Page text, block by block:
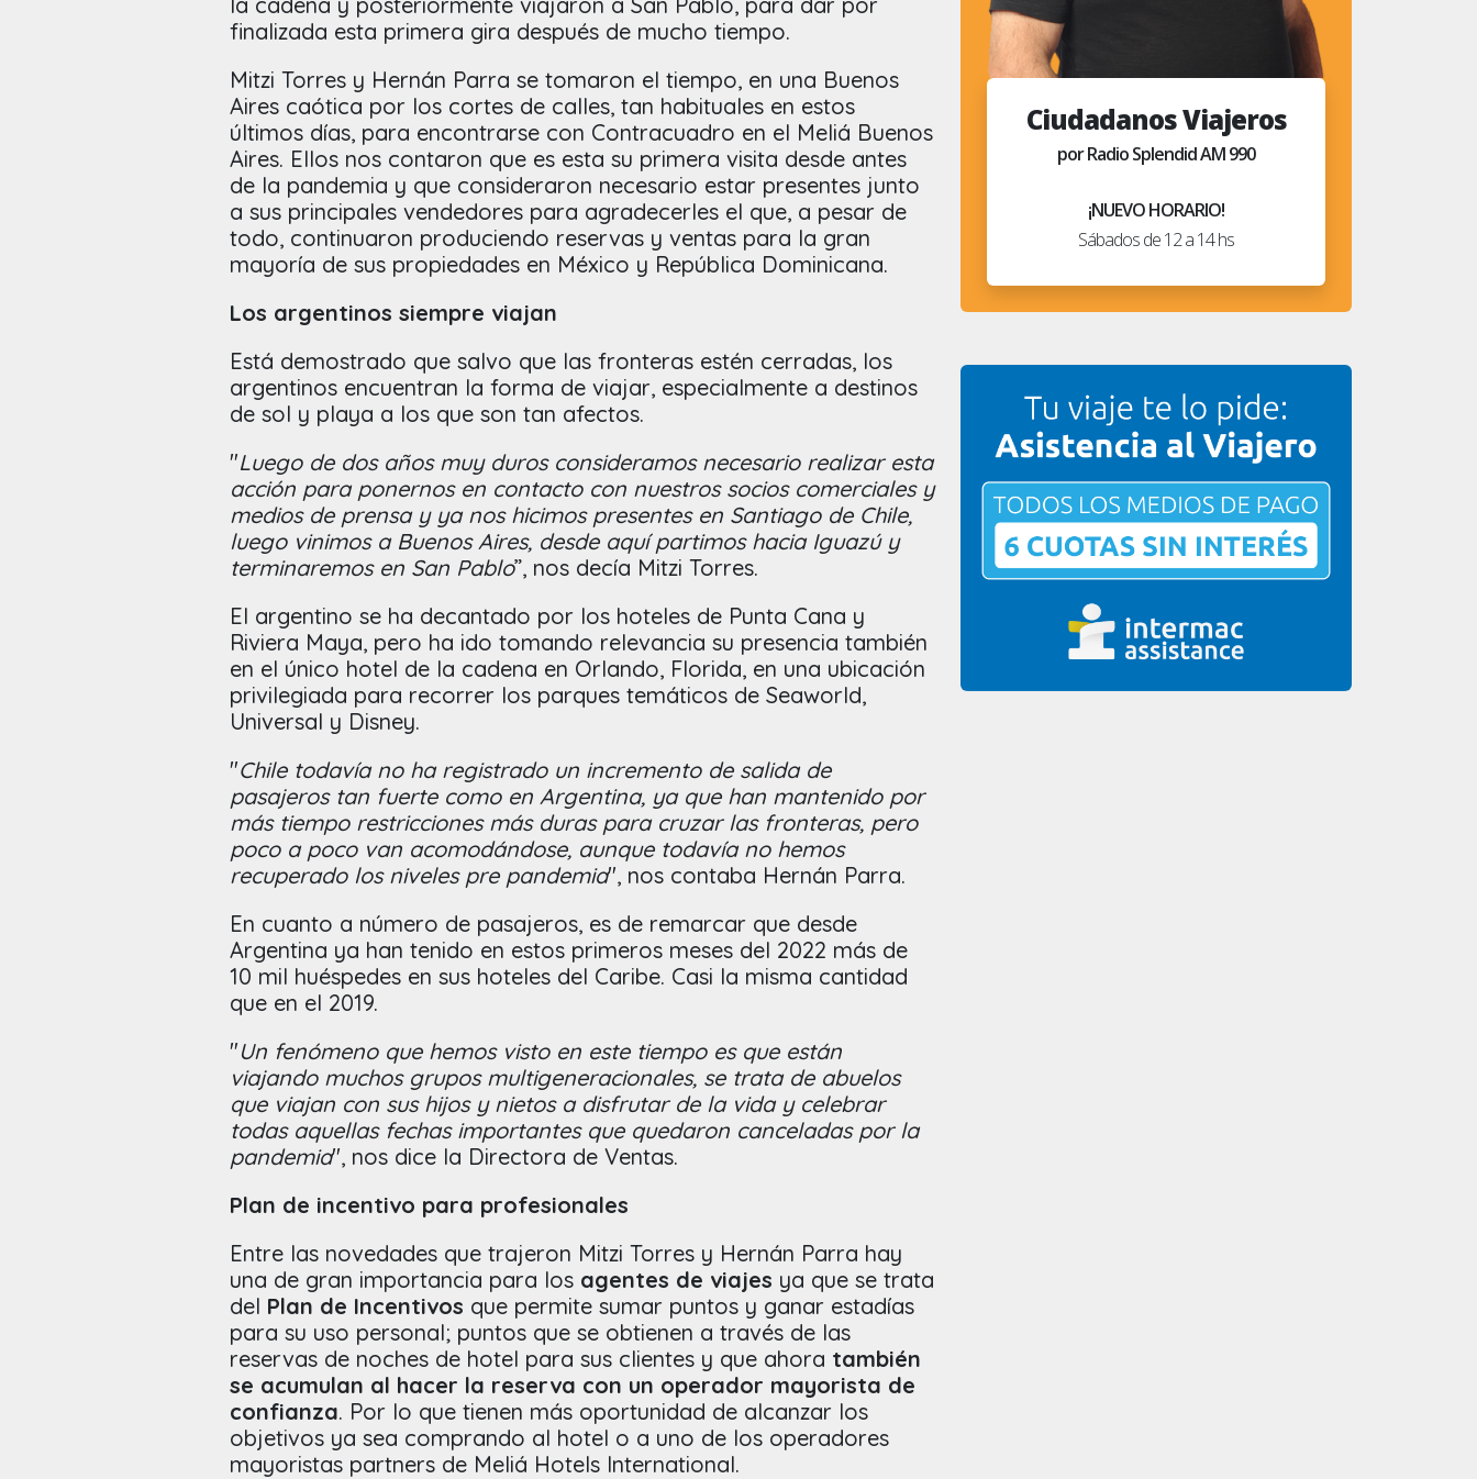
finalizada esta primera gira después de mucho tiempo.
Mitzi Torres y Hernán Parra se tomaron el tiempo, en una Buenos
Aires caótica por los cortes de calles, tan habituales en estos
últimos días, para encontrarse con Contracuadro en el Meliá Buenos
Aires. Ellos nos contaron que es esta su primera visita desde antes
de la pandemia y que consideraron necesario estar presentes junto
a sus principales vendedores para agradecerles el que, a pesar de
todo, continuaron produciendo reservas y ventas para la gran
mayoría de sus propiedades en México y República Dominicana.
Los argentinos siempre viajan
Está demostrado que salvo que las fronteras estén cerradas, los
argentinos encuentran la forma de viajar, especialmente a destinos
de sol y playa a los que son tan afectos.
"Luego de dos años muy duros consideramos necesario realizar esta
acción para ponernos en contacto con nuestros socios comerciales y
medios de prensa y ya nos hicimos presentes en Santiago de Chile,
luego vinimos a Buenos Aires, desde aquí partimos hacia Iguazú y
terminaremos en San Pablo”, nos decía Mitzi Torres.
El argentino se ha decantado por los hoteles de Punta Cana y
Riviera Maya, pero ha ido tomando relevancia su presencia también
en el único hotel de la cadena en Orlando, Florida, en una ubicación
privilegiada para recorrer los parques temáticos de Seaworld,
Universal y Disney.
"Chile todavía no ha registrado un incremento de salida de
pasajeros tan fuerte como en Argentina, ya que han mantenido por
más tiempo restricciones más duras para cruzar las fronteras, pero
poco a poco van acomodándose, aunque todavía no hemos
recuperado los niveles pre pandemia", nos contaba Hernán Parra.
En cuanto a número de pasajeros, es de remarcar que desde
Argentina ya han tenido en estos primeros meses del 2022 más de
10 mil huéspedes en sus hoteles del Caribe. Casi la misma cantidad
que en el 2019.
"Un fenómeno que hemos visto en este tiempo es que están
viajando muchos grupos multigeneracionales, se trata de abuelos
que viajan con sus hijos y nietos a disfrutar de la vida y celebrar
todas aquellas fechas importantes que quedaron canceladas por la
pandemia", nos dice la Directora de Ventas.
Plan de incentivo para profesionales
Entre las novedades que trajeron Mitzi Torres y Hernán Parra hay
una de gran importancia para los agentes de viajes ya que se trata
del Plan de Incentivos que permite sumar puntos y ganar estadías
para su uso personal; puntos que se obtienen a través de las
reservas de noches de hotel para sus clientes y que ahora también
se acumulan al hacer la reserva con un operador mayorista de
confianza. Por lo que tienen más oportunidad de alcanzar los
objetivos ya sea comprando al hotel o a uno de los operadores
mayoristas partners de Meliá Hotels International.
Ciudadanos Viajeros
por Radio Splendid AM 990
¡NUEVO HORARIO!
Sábados de 12 a 14 hs